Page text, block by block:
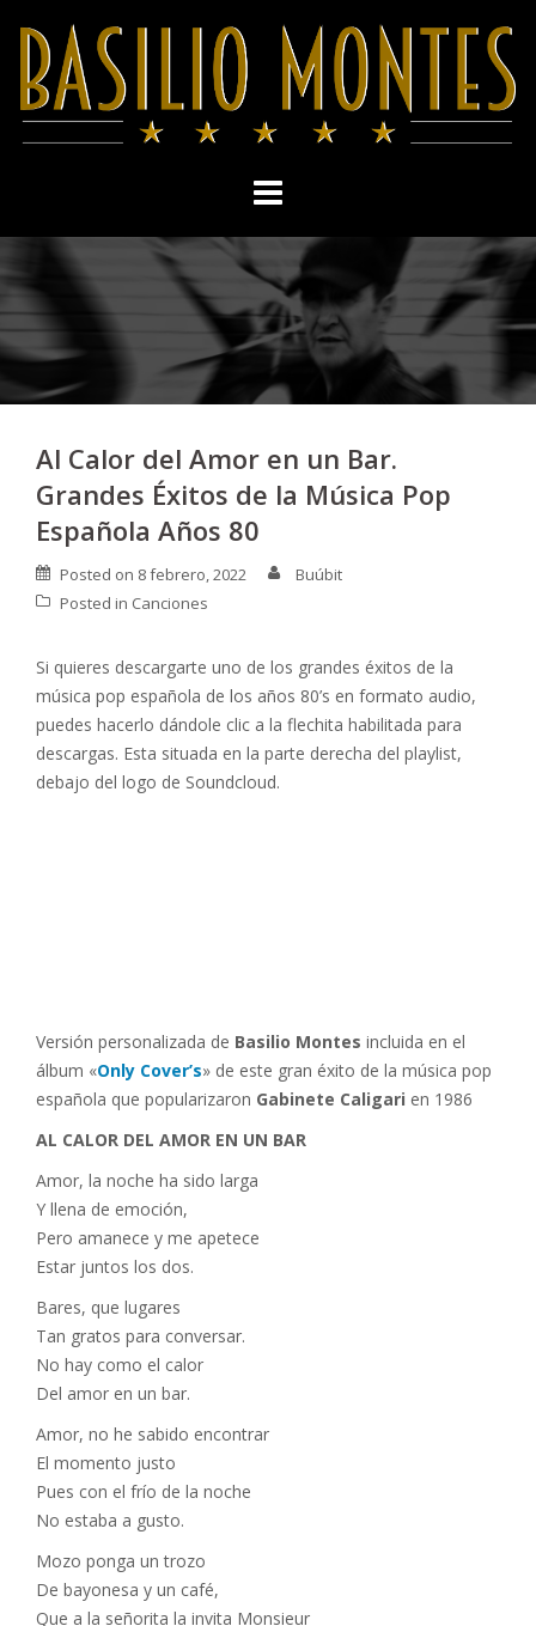
content
Al Calor del Amor en un Bar.
Grandes Éxitos de la Música Pop
Española Años 80
Posted on 8 febrero, 2022
Buúbit
Posted in Canciones
Si quieres descargarte uno de los grandes éxitos de la
música pop española de los años 80’s en formato audio,
puedes hacerlo dándole clic a la flechita habilitada para
descargas. Esta situada en la parte derecha del playlist,
debajo del logo de Soundcloud.
Versión personalizada de Basilio Montes incluida en el
álbum «Only Cover’s» de este gran éxito de la música pop
española que popularizaron Gabinete Caligari en 1986
AL CALOR DEL AMOR EN UN BAR
Amor, la noche ha sido larga
Y llena de emoción,
Pero amanece y me apetece
Estar juntos los dos.
Bares, que lugares
Tan gratos para conversar.
No hay como el calor
Del amor en un bar.
Amor, no he sabido encontrar
El momento justo
Pues con el frío de la noche
No estaba a gusto.
Mozo ponga un trozo
De bayonesa y un café,
Que a la señorita la invita Monsieur